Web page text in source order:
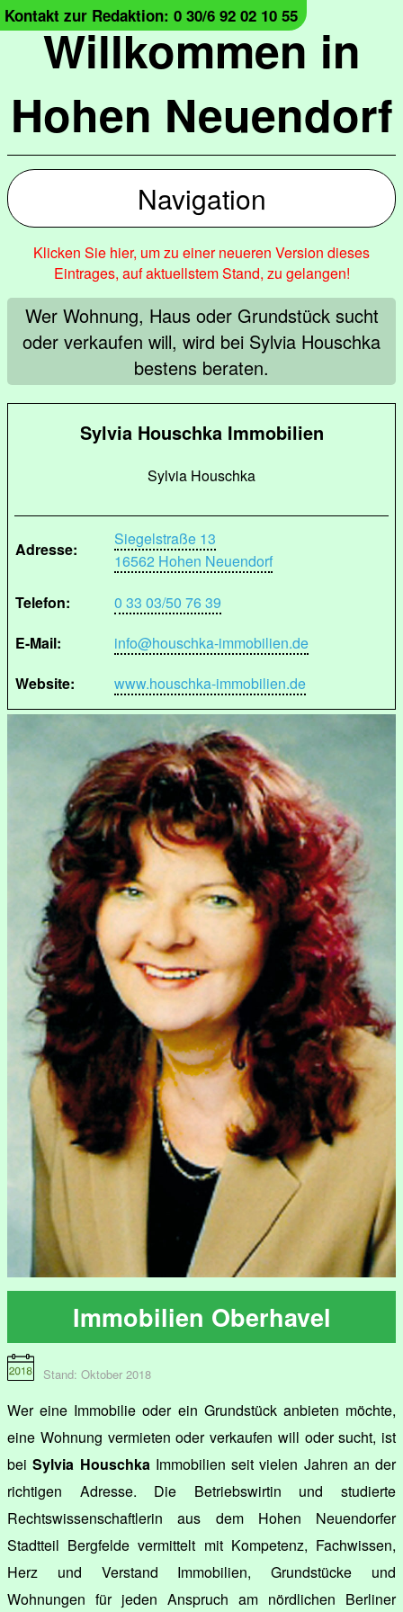
Willkommen in
Hohen Neuendorf
Kontakt zur Redaktion: 0 30/6 92 02 10 55
Navigation
Klicken Sie hier, um zu einer neueren Version dieses
Eintrages, auf aktuellstem Stand, zu gelangen!
Wer Wohnung, Haus oder Grundstück sucht
oder verkaufen will, wird bei Sylvia Houschka
bestens beraten.
Sylvia Houschka Immobilien
Sylvia Houschka
Adresse:
Siegelstraße 13
16562 Hohen Neuendorf
Telefon:
0 33 03/50 76 39
E-Mail:
info@houschka-immobilien.de
Website:
www.houschka-immobilien.de
Immobilien Oberhavel
Stand: Oktober 2018
Wer eine Immobilie oder ein Grundstück anbieten möchte,
eine Wohnung vermieten oder verkaufen will oder sucht, ist
beiSylvia HouschkaImmobilien seit vielen Jahren an der
richtigen Adresse. Die Betriebswirtin und studierte
Rechtswissenschaftlerin aus dem Hohen Neuendorfer
Stadtteil Bergfelde vermittelt mit Kompetenz, Fachwissen,
Herz und Verstand Immobilien, Grundstücke und
Wohnungen für jeden Anspruch am nördlichen Berliner